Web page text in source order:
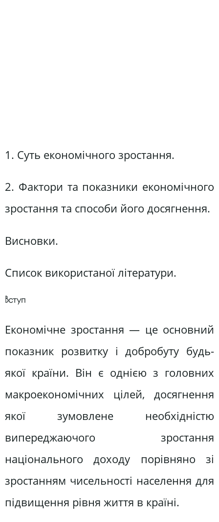
1. Суть економічного зростання.
2. Фактори та показники економічного
зростання та способи його досягнення.
Висновки.
Список використаної літератури.
Вступ
Економічне зростання — це основний
показник розвитку і добробуту будь-
якої країни. Він є однією з головних
макроекономічних цілей, досягнення
якої зумовлене необхідністю
випереджаючого зростання
національного доходу порівняно зі
зростанням чисельності населення для
підвищення рівня життя в країні.